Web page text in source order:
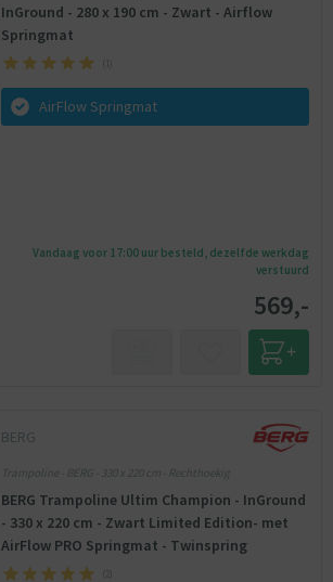
InGround - 280 x 190 cm - Zwart - Airflow
Springmat
1
AirFlow Springmat
Vandaag voor 17:00 uur besteld, dezelfde werkdag
verstuurd
569,-
BERG
Trampoline - BERG - 330 x 220 cm - Rechthoekig
BERG Trampoline Ultim Champion - InGround
- 330 x 220 cm - Zwart Limited Edition- met
AirFlow PRO Springmat - Twinspring
2